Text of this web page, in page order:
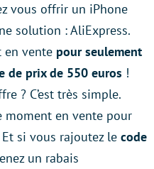
vous offrir un iPhone
solution : AliExpress.
en vente pour seulement
de prix de 550 euros !
? C’est très simple.
moment en vente pour
si vous rajoutez le code
un rabais